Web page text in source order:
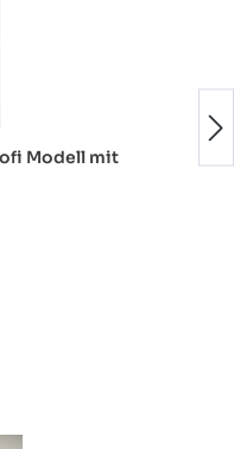
Modell mit